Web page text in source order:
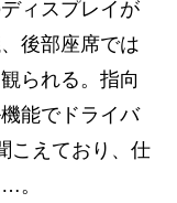
ィスプレイが
後部座席では
られる。指向
能でドライバ
こえており、仕
。